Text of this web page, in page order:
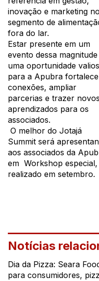
inovação e marketing no
segmento de
fora do lar.
Estar presente em um
evento dessa
uma oportunidade
para a Apubra
conexões, ampliar
parcerias e trazer novos
aprendizados para os
associados.
O melhor do Jotajá
Summit será
aos associados da
em Workshop especial,
realizado em setembro.
Notícias
Dia da Pizza: Seara
para consumidores,